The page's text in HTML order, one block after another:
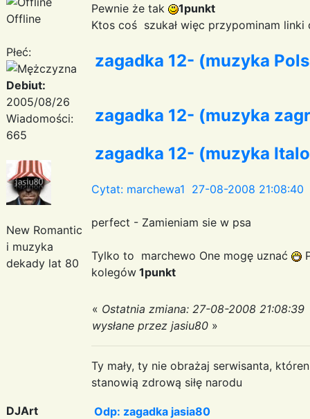
Offline
Płeć:
Debiut:
2005/08/26
Wiadomości:
665
New Romantic
i muzyka
dekady lat 80
Pewnie że tak
1punkt
Ktos coś szukał więc przypominam linki
zagadka 12- (muzyka
zagadka 12- (muzyka
zagadka 12- (muzyka
Cytat: marchewa1 27-08-2008 21:08:40
perfect - Zamieniam sie w psa
Tylko to marchewo One mogę uznać
kolegów 1punkt
« Ostatnia zmiana: 27-08-2008 21:08:39
wysłane przez jasiu80 »
Ty mały, ty nie obrażaj serwisanta,
stanowią zdrową siłę narodu
DJArt
Odp: zagadka jasia80